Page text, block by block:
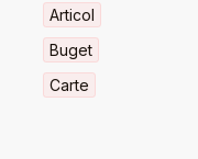
Articol
Buget
Carte